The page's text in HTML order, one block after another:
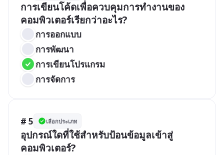
การเขียนโค้ดเพื่อควบคุมการทำงานของ
คอมพิวเตอร์เรียกว่าอะไร?
การออกแบบ
การพัฒนา
การเขียนโปรแกรม
การจัดการ
# 5 เลือกประเภท
อุปกรณ์ใดที่ใช้สำหรับป้อนข้อมูลเข้าสู่
คอมพิวเตอร์?